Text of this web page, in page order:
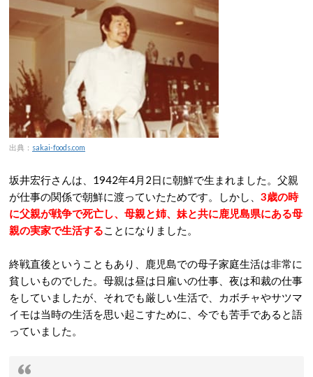
出典： sakai-foods.com
坂井宏行さんは、1942年4月2日に朝鮮で生まれました。父親
が仕事の関係で朝鮮に渡っていたためです。しかし、 3歳の時
に父親が戦争で死亡し、母親と姉、妹と共に鹿児島県にある母
親の実家で生活することになりました。
終戦直後ということもあり、鹿児島での母子家庭生活は非常に
貧しいものでした。母親は昼は日雇いの仕事、夜は和裁の仕事
をしていましたが、それでも厳しい生活で、カボチャやサツマ
イモは当時の生活を思い起こすために、今でも苦手であると語
っていました。